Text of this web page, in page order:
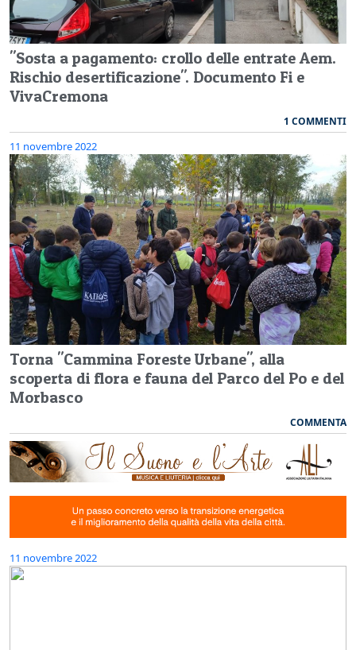
"Sosta a pagamento: crollo delle entrate Aem.
Rischio desertificazione". Documento Fi e
VivaCremona
1 COMMENTI
11 novembre 2022
Torna "Cammina Foreste Urbane", alla
scoperta di flora e fauna del Parco del Po e del
Morbasco
COMMENTA
11 novembre 2022